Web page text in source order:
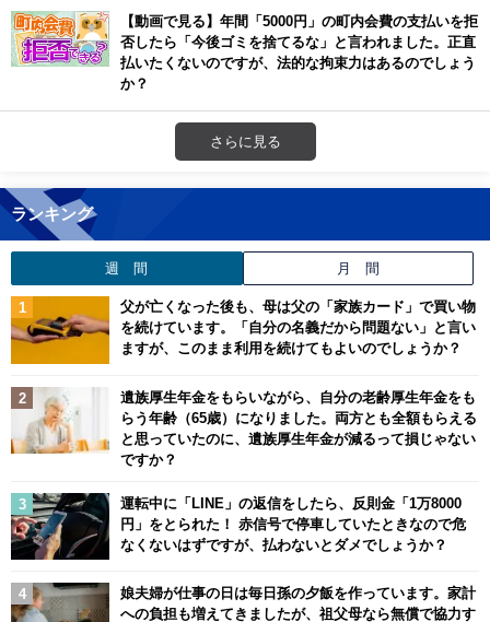
【動画で見る】年間「5000円」の町内会費の支払いを拒
否したら「今後ゴミを捨てるな」と言われました。正直
払いたくないのですが、法的な拘束力はあるのでしょう
か？
さらに見る
ランキング
週 間 月 間
父が亡くなった後も、母は父の「家族カード」で買い物
を続けています。「自分の名義だから問題ない」と言い
ますが、このまま利用を続けてもよいのでしょうか？
遺族厚生年金をもらいながら、自分の老齢厚生年金をも
らう年齢（65歳）になりました。両方とも全額もらえる
と思っていたのに、遺族厚生年金が減るって損じゃない
ですか？
運転中に「LINE」の返信をしたら、反則金「1万8000
円」をとられた！ 赤信号で停車していたときなので危
なくないはずですが、払わないとダメでしょうか？
娘夫婦が仕事の日は毎日孫の夕飯を作っています。家計
への負担も増えてきましたが、祖父母なら無償で協力す